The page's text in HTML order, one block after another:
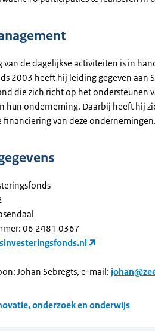
van de dagelijkse activiteiten is in
2003 heeft hij leiding gegeven aan
die zich richt op het ondersteunen
hun onderneming. Daarbij heeft hij
financiering van deze ondernemingen.
06 2481 0367
Johan Sebregts, e-mail:
onderzoek en onderwijs